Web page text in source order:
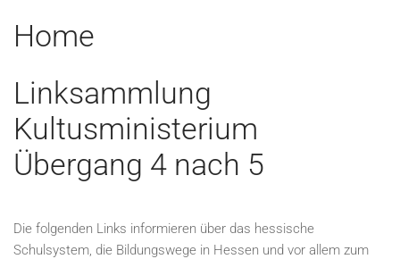
Home
Linksammlung
Kultusministerium
Übergang 4 nach 5
Die folgenden Links informieren über das hessische
Schulsystem, die Bildungswege in Hessen und vor allem zum